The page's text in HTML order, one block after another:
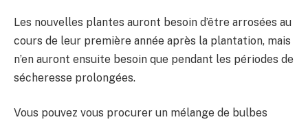
Les nouvelles plantes auront besoin d’être arrosées au
cours de leur première année après la plantation, mais
n’en auront ensuite besoin que pendant les périodes de
sécheresse prolongées.
Vous pouvez vous procurer un mélange de bulbes